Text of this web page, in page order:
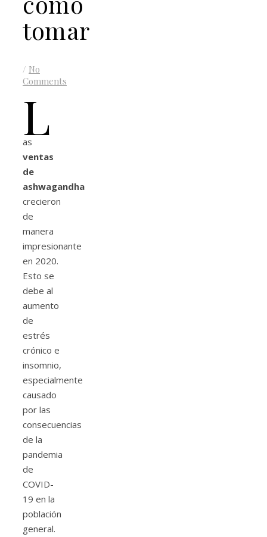
tomar
/ No
Comments
L
as
ventas
de
ashwagandha
crecieron
de
manera
impresionante
en 2020.
Esto se
debe al
aumento
de
estrés
crónico e
insomnio,
especialmente
causado
por las
consecuencias
de la
pandemia
de
COVID-
19 en la
población
general.